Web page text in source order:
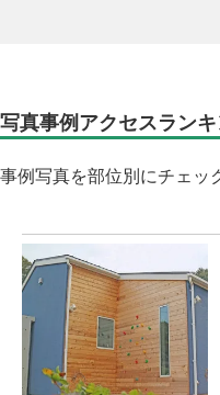
写真事例アクセスラン
事例写真を部位別にチェッ